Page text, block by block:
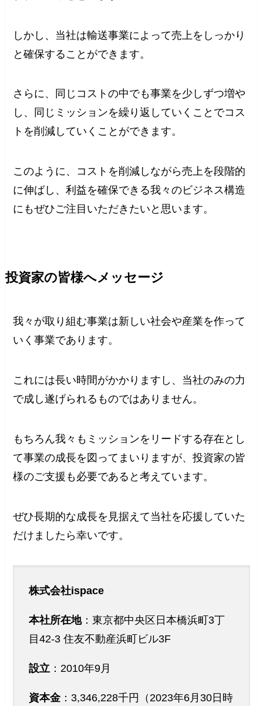
しかし、当社は輸送事業によって売上をしっかり
と確保することができます。
さらに、同じコストの中でも事業を少しずつ増や
し、同じミッションを繰り返していくことでコス
トを削減していくことができます。
このように、コストを削減しながら売上を段階的
に伸ばし、利益を確保できる我々のビジネス構造
にもぜひご注目いただきたいと思います。
投資家の皆様へメッセージ
我々が取り組む事業は新しい社会や産業を作って
いく事業であります。
これには長い時間がかかりますし、当社のみの力
で成し遂げられるものではありません。
もちろん我々もミッションをリードする存在とし
て事業の成長を図ってまいりますが、投資家の皆
様のご支援も必要であると考えています。
ぜひ長期的な成長を見据えて当社を応援していた
だけましたら幸いです。
株式会社ispace
本社所在地：東京都中央区日本橋浜町3丁
目42-3 住友不動産浜町ビル3F
設立 ：2010年9月
資本金 ：3,346,228千円（2023年6月30日時